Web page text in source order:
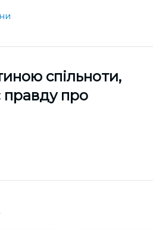
спільноти,
правду про